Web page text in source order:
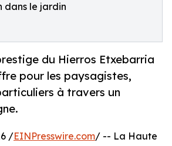
dans le jardin
du Hierros Etxebarria
pour les paysagistes,
à travers un
/EINPresswire.com/ -- La Haute